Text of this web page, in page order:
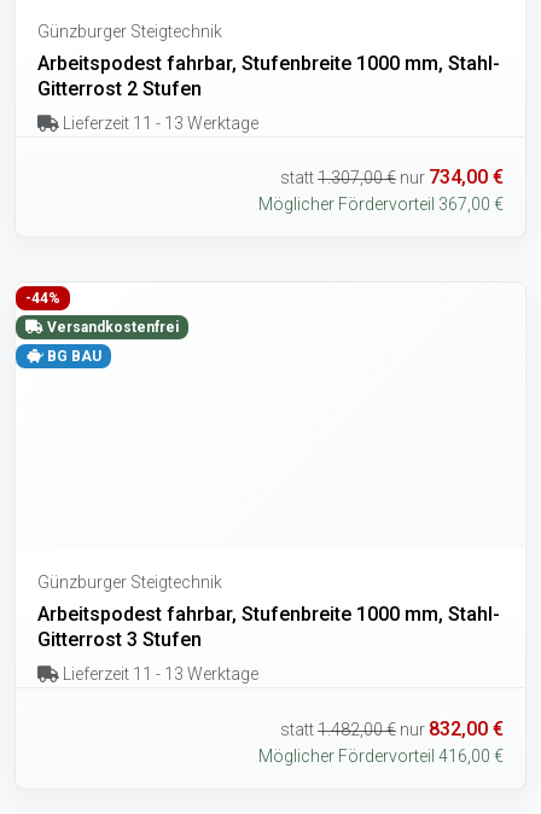
Günzburger Steigtechnik
Arbeitspodest fahrbar, Stufenbreite 1000 mm, Stahl-
Gitterrost 2 Stufen
Lieferzeit 11 - 13 Werktage
statt1.307,00 € nur 734,00 €
Möglicher Fördervorteil 367,00 €
-44%
Versandkostenfrei
BG BAU
Günzburger Steigtechnik
Arbeitspodest fahrbar, Stufenbreite 1000 mm, Stahl-
Gitterrost 3 Stufen
Lieferzeit 11 - 13 Werktage
statt1.482,00 € nur 832,00 €
Möglicher Fördervorteil 416,00 €